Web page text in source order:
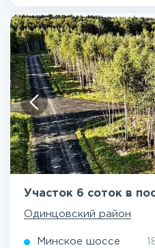
Участок 6 соток в
Одинцовский район
Минское шоссе